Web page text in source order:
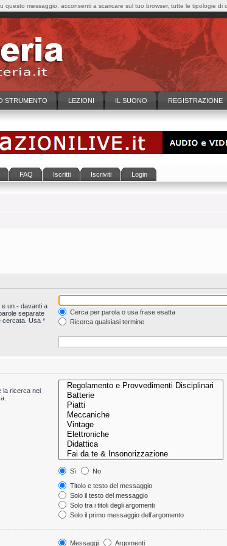
STRUMENTO LEZIONI IL SUONO REGISTRAZIONE
FAQ Iscritti Iscriviti Login
e un - davanti a
separate
cercata. Usa *
Cerca per parola o usa frase esatta
Ricerca qualsiasi termine
la ricerca nei
Sì
No
Titolo e testo del messaggio
Solo il testo del messaggio
Solo tra i titoli degli argomenti
Solo il primo messaggio dell’argomento
Messaggi Argomenti
messaggio, acconsenti a scaricare sul tuo browser, tutte le tipologie di